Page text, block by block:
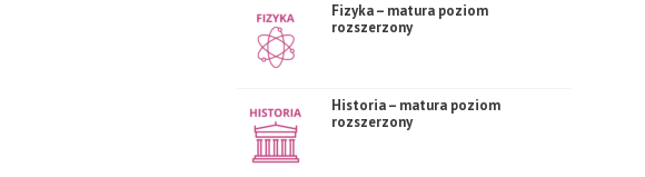
Fizyka – matura poziom
rozszerzony
Historia – matura poziom
rozszerzony